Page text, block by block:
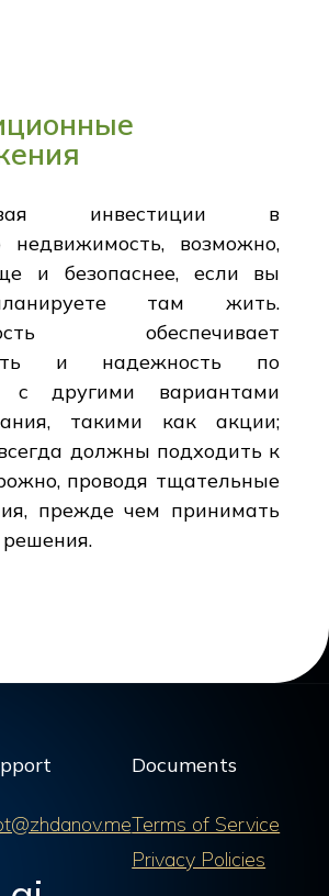
инвестиции в
недвижимость, возможно,
и безопаснее, если вы
там жить.
обеспечивает
и надежность по
с другими вариантами
такими как акции;
должны подходить к
проводя тщательные
прежде чем принимать
Documents
Terms of Service
Privacy Policies